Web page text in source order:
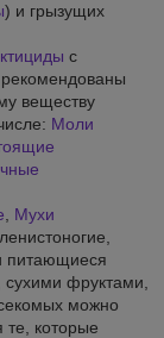
) и грызущих
с
веществу
Моли
, Мухи
питающиеся
сухими фруктами,
можно
те, которые